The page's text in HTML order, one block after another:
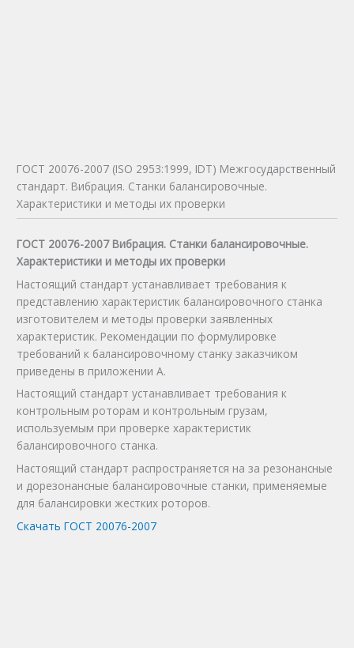
ГОСТ 20076-2007 (ISO 2953:1999, IDT) Межгосударственный
стандарт. Вибрация. Станки балансировочные.
Характеристики и методы их проверки
ГОСТ 20076-2007 Вибрация. Станки балансировочные.
Характеристики и методы их проверки
Настоящий стандарт устанавливает требования к
представлению характеристик балансировочного станка
изготовителем и методы проверки заявленных
характеристик. Рекомендации по формулировке
требований к балансировочному станку заказчиком
приведены в приложении А.
Настоящий стандарт устанавливает требования к
контрольным роторам и контрольным грузам,
используемым при проверке характеристик
балансировочного станка.
Настоящий стандарт распространяется на за резонансные
и дорезонансные балансировочные станки, применяемые
для балансировки жестких роторов.
Скачать ГОСТ 20076-2007